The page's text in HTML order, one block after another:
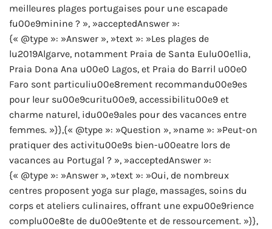
meilleures plages portugaises pour une escapade
fu00e9minine ? », »acceptedAnswer »:
{« @type »: »Answer », »text »: »Les plages de
lu2019Algarve, notamment Praia de Santa Eulu00e1lia,
Praia Dona Ana u00e0 Lagos, et Praia do Barril u00e0
Faro sont particuliu00e8rement recommandu00e9es
pour leur su00e9curitu00e9, accessibilitu00e9 et
charme naturel, idu00e9ales pour des vacances entre
femmes. »}},{« @type »: »Question », »name »: »Peut-on
pratiquer des activitu00e9s bien-u00eatre lors de
vacances au Portugal ? », »acceptedAnswer »:
{« @type »: »Answer », »text »: »Oui, de nombreux
centres proposent yoga sur plage, massages, soins du
corps et ateliers culinaires, offrant une expu00e9rience
complu00e8te de du00e9tente et de ressourcement. »}},